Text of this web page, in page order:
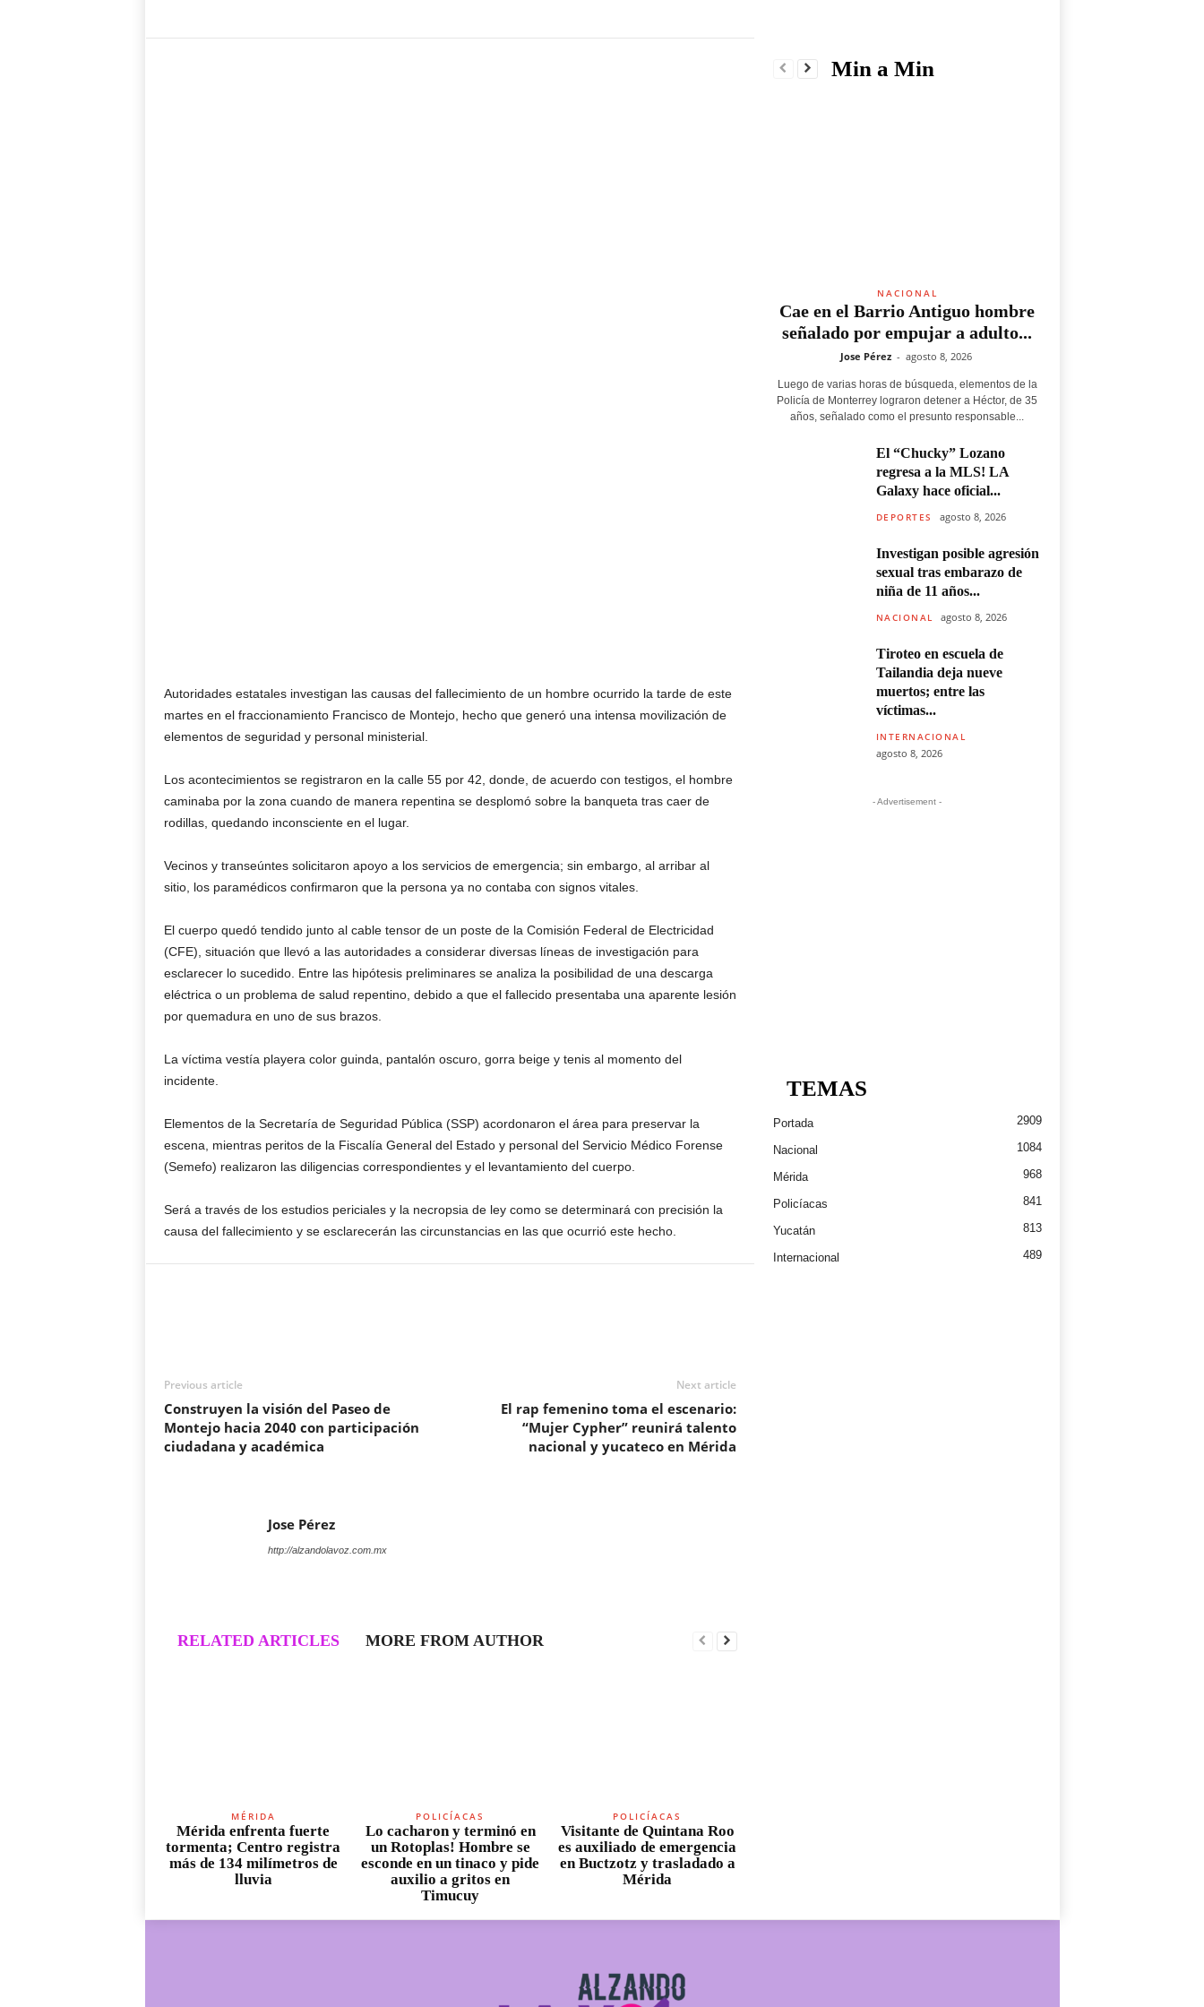
Autoridades estatales investigan las causas del fallecimiento de un hombre ocurrido la tarde de este
martes en el fraccionamiento Francisco de Montejo, hecho que generó una intensa movilización de
elementos de seguridad y personal ministerial.
Los acontecimientos se registraron en la calle 55 por 42, donde, de acuerdo con testigos, el hombre
caminaba por la zona cuando de manera repentina se desplomó sobre la banqueta tras caer de
rodillas, quedando inconsciente en el lugar.
Vecinos y transeúntes solicitaron apoyo a los servicios de emergencia; sin embargo, al arribar al
sitio, los paramédicos confirmaron que la persona ya no contaba con signos vitales.
El cuerpo quedó tendido junto al cable tensor de un poste de la Comisión Federal de Electricidad
(CFE), situación que llevó a las autoridades a considerar diversas líneas de investigación para
esclarecer lo sucedido. Entre las hipótesis preliminares se analiza la posibilidad de una descarga
eléctrica o un problema de salud repentino, debido a que el fallecido presentaba una aparente lesión
por quemadura en uno de sus brazos.
La víctima vestía playera color guinda, pantalón oscuro, gorra beige y tenis al momento del
incidente.
Elementos de la Secretaría de Seguridad Pública (SSP) acordonaron el área para preservar la
escena, mientras peritos de la Fiscalía General del Estado y personal del Servicio Médico Forense
(Semefo) realizaron las diligencias correspondientes y el levantamiento del cuerpo.
Será a través de los estudios periciales y la necropsia de ley como se determinará con precisión la
causa del fallecimiento y se esclarecerán las circunstancias en las que ocurrió este hecho.
Previous article
Construyen la visión del Paseo de
Montejo hacia 2040 con participación
ciudadana y académica
Next article
El rap femenino toma el escenario:
“Mujer Cypher” reunirá talento
nacional y yucateco en Mérida
Jose Pérez
http://alzandolavoz.com.mx
RELATED ARTICLES MORE FROM AUTHOR
MÉRIDA
Mérida enfrenta fuerte
tormenta; Centro registra
más de 134 milímetros de
lluvia
POLICÍACAS
Lo cacharon y terminó en
un Rotoplas! Hombre se
esconde en un tinaco y pide
auxilio a gritos en
Timucuy
POLICÍACAS
Visitante de Quintana Roo
es auxiliado de emergencia
en Buctzotz y trasladado a
Mérida
Min a Min
NACIONAL
Cae en el Barrio Antiguo hombre
señalado por empujar a adulto...
Jose Pérez - agosto 8, 2026
Luego de varias horas de búsqueda, elementos de la
Policía de Monterrey lograron detener a Héctor, de 35
años, señalado como el presunto responsable...
El “Chucky” Lozano
regresa a la MLS! LA
Galaxy hace oficial...
DEPORTES agosto 8, 2026
Investigan posible agresión
sexual tras embarazo de
niña de 11 años...
NACIONAL agosto 8, 2026
Tiroteo en escuela de
Tailandia deja nueve
muertos; entre las
víctimas...
INTERNACIONAL
agosto 8, 2026
- Advertisement -
TEMAS
Portada 2909
Nacional 1084
Mérida 968
Policíacas 841
Yucatán 813
Internacional 489